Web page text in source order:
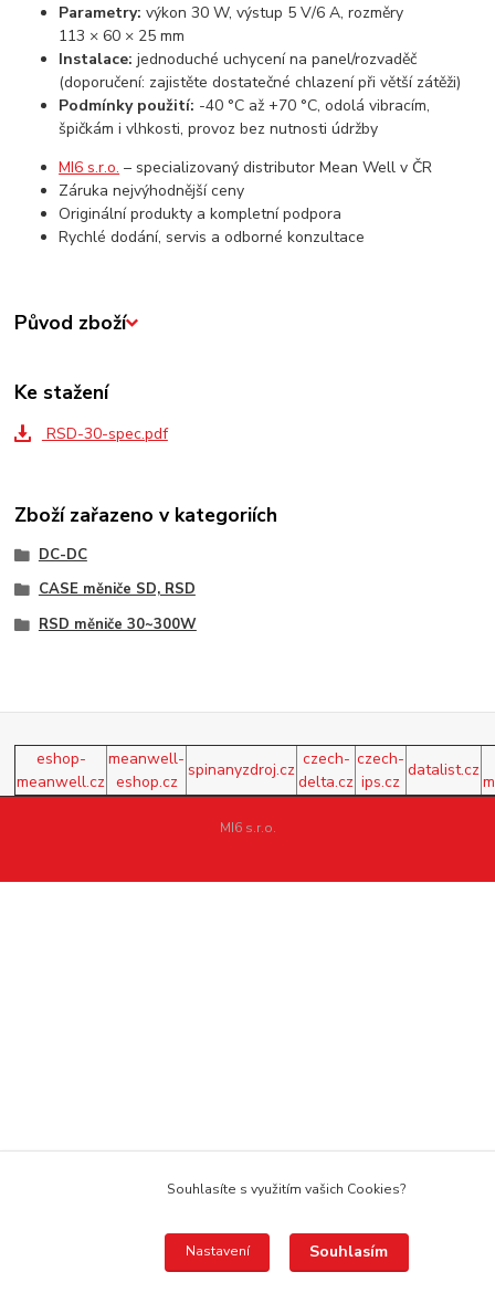
Parametry: výkon 30 W, výstup 5 V/6 A, rozměry
113 × 60 × 25 mm
Instalace: jednoduché uchycení na panel/rozvaděč
(doporučení: zajistěte dostatečné chlazení při větší zátěži)
Podmínky použití: -40 °C až +70 °C, odolá vibracím,
špičkám i vlhkosti, provoz bez nutnosti údržby
MI6 s.r.o. – specializovaný distributor Mean Well v ČR
Záruka nejvýhodnější ceny
Originální produkty a kompletní podpora
Rychlé dodání, servis a odborné konzultace
Původ zboží
Ke stažení
RSD-30-spec.pdf
Zboží zařazeno v kategoriích
DC-DC
CASE měniče SD, RSD
RSD měniče 30~300W
eshop-
meanwell.cz
meanwell-
eshop.cz
spinanyzdroj.cz
czech-
delta.cz
czech-
ips.cz
datalist.cz
MI6 s.r.o.
Souhlasíte s využitím vašich Cookies?
Nastavení Souhlasím